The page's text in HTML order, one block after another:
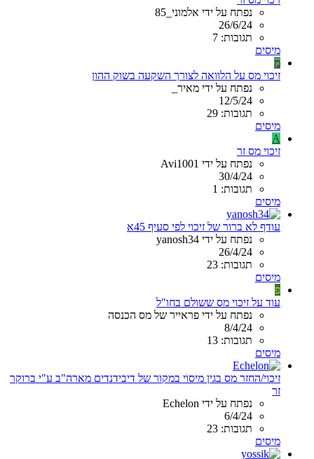
נפתח על ידי אלמוני_85
26/6/24
תגובות: 7
מיסים
מ
זיכוי מס על הלוואה לצורך השקעה בשוק ההון
נפתח על ידי מאיר_
12/5/24
תגובות: 29
מיסים
A
זיכוי מס זר
נפתח על ידי Avi1001
30/4/24
תגובות: 1
מיסים
עודף לא ברור של זיכוי לפי סעיף 45א
נפתח על ידי yanosh34
26/4/24
תגובות: 23
מיסים
פ
עוד על זיכוי מס ששולם בחו"ל
נפתח על ידי פראייר של מס הכנסה
8/4/24
תגובות: 13
מיסים
זיכוי/החזר מס בגין מיסוי במקור של דיבידנדים מארה"ב ע"י ברוקר
זר
נפתח על ידי Echelon
6/4/24
תגובות: 23
מיסים